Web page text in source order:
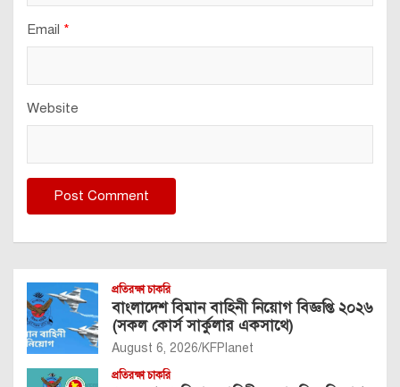
Email *
Website
প্রতিরক্ষা চাকরি
বাংলাদেশ বিমান বাহিনী নিয়োগ বিজ্ঞপ্তি ২০২৬
(সকল কোর্স সার্কুলার একসাথে)
August 6, 2026 KFPlanet
প্রতিরক্ষা চাকরি